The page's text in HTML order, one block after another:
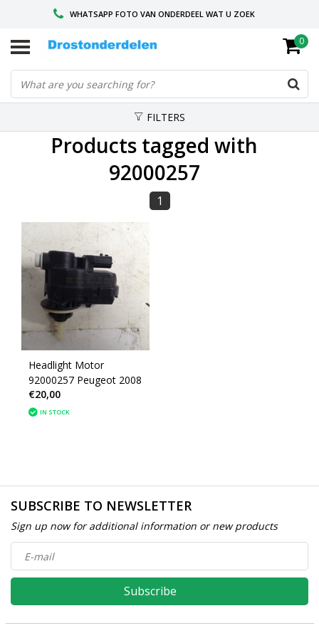
WHATSAPP FOTO VAN ONDERDEEL WAT U ZOEK
VOOR 16.00 BESTELD, VANDAAG VERZONDEN
GESPECIALISEERD PEUGEOT
0
FILTERS
Products tagged with
92000257
1
Headlight Motor
92000257 Peugeot 2008
€20,00
IN STOCK
SUBSCRIBE TO NEWSLETTER
Sign up now for additional information or new products
Subscribe